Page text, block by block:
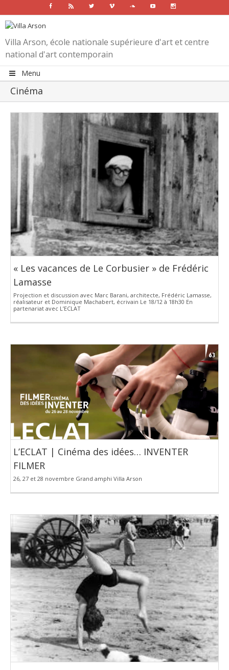
Facebook Rss Twitter Vimeo SoundcloudYoutube
Villa Arson, école nationale supérieure d'art et centre
national d'art contemporain
Menu
Cinéma
« Les vacances de Le Corbusier » de Frédéric
Lamasse
Projection et discussion avec Marc Barani, architecte, Frédéric Lamasse,
réalisateur et Dominique Machabert, écrivain Le 18/12 à 18h30 En
partenariat avec L’ECLAT
L’ECLAT | Cinéma des idées… INVENTER
FILMER
26, 27 et 28 novembre Grand amphi Villa Arson